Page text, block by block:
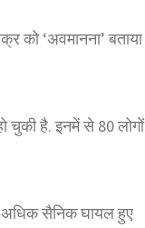
को ‘अवमानना’ बताया
चुकी है. इनमें से 80 लोगों
अधिक सैनिक घायल हुए